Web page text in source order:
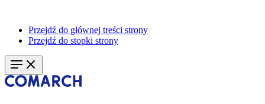
Przejdź do głównej treści strony
Przejdź do stopki strony